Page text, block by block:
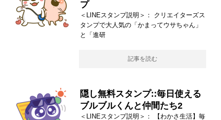
プ
＜LINEスタンプ説明＞： クリエイターズス
タンプで大人気の「かまってウサちゃん」
と「進研
記事を読む
隠し無料スタンプ::毎日使える
ブルブルくんと仲間たち2
＜LINEスタンプ説明＞： 【わかさ生活】毎